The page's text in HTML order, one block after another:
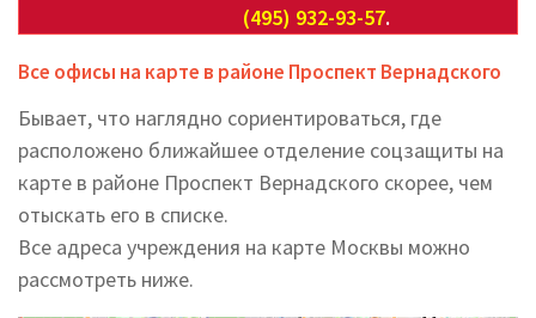
(495) 932-93-57.
Все офисы на карте в районе Проспект Вернадского
Бывает, что наглядно сориентироваться, где
расположено ближайшее отделение соцзащиты на
карте в районе Проспект Вернадского скорее, чем
отыскать его в списке.
Все адреса учреждения на карте Москвы можно
рассмотреть ниже.